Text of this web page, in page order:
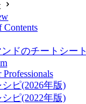
Contents
ドのチートシート
ピ(2026年版)
ピ(2022年版)